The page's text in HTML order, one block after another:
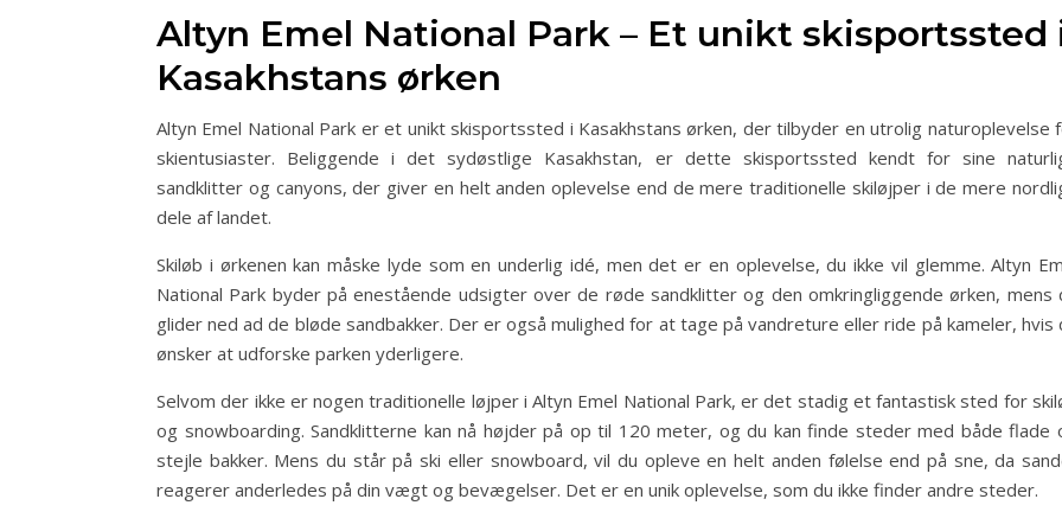
Altyn Emel National Park – Et unikt skisportssted
Kasakhstans ørken
Altyn Emel National Park er et unikt skisportssted i Kasakhstans ørken, der tilbyder en utrolig naturoplevelse
skientusiaster. Beliggende i det sydøstlige Kasakhstan, er dette skisportssted kendt for sine
sandklitter og canyons, der giver en helt anden oplevelse end de mere traditionelle skiløjper i de mere
dele af landet.
Skiløb i ørkenen kan måske lyde som en underlig idé, men det er en oplevelse, du ikke vil glemme. Altyn
National Park byder på enestående udsigter over de røde sandklitter og den omkringliggende ørken, mens
glider ned ad de bløde sandbakker. Der er også mulighed for at tage på vandreture eller ride på kameler, hvis
ønsker at udforske parken yderligere.
Selvom der ikke er nogen traditionelle løjper i Altyn Emel National Park, er det stadig et fantastisk sted for
og snowboarding. Sandklitterne kan nå højder på op til 120 meter, og du kan finde steder med både flade
stejle bakker. Mens du står på ski eller snowboard, vil du opleve en helt anden følelse end på sne, da
reagerer anderledes på din vægt og bevægelser. Det er en unik oplevelse, som du ikke finder andre steder.